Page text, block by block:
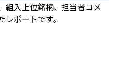
組入上位銘柄、担当者コメ
ポートです。